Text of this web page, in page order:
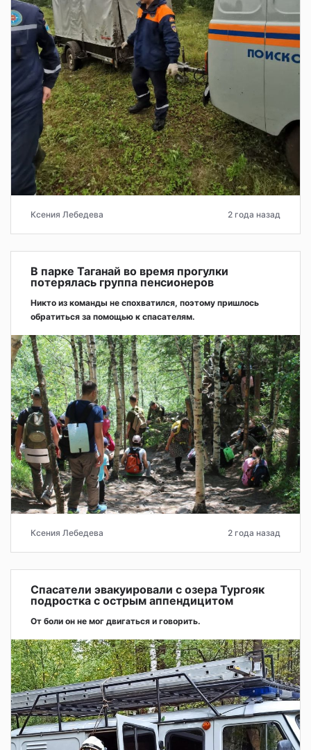
Ксения Лебедева 2 года назад
В парке Таганай во время прогулки
потерялась группа пенсионеров
Никто из команды не спохватился, поэтому пришлось
обратиться за помощью к спасателям.
Ксения Лебедева 2 года назад
Спасатели эвакуировали с озера Тургояк
подростка с острым аппендицитом
От боли он не мог двигаться и говорить.